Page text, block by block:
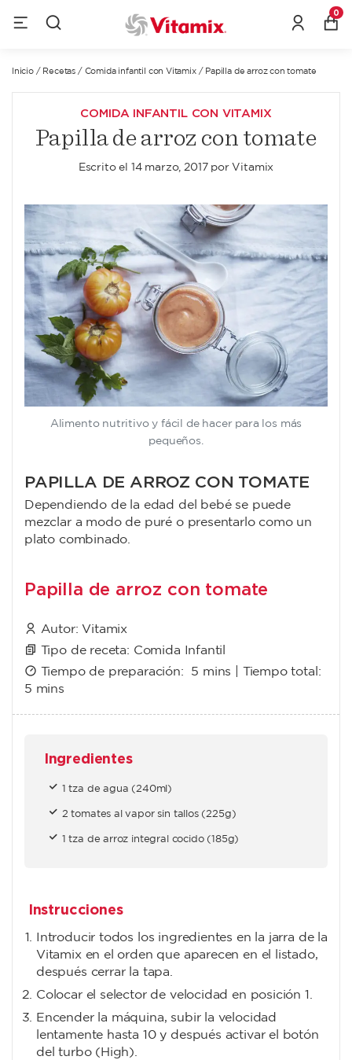
0
Inicio/ Recetas / Comida infantil con Vitamix/ Papilla de arroz con tomate
COMIDA INFANTIL CON VITAMIX
Papilla de arroz con tomate
Escrito el 14 marzo, 2017por Vitamix
Alimento nutritivo y fácil de hacer para los más
pequeños.
PAPILLA DE ARROZ CON TOMATE
Dependiendo de la edad del bebé se puede
mezclar a modo de puré o presentarlo como un
plato combinado.
Papilla de arroz con tomate
Autor: Vitamix
Tipo de receta: Comida Infantil
Tiempo de preparación: 5 mins | Tiempo total:
5 mins
Ingredientes
1 tza de agua (240ml)
2 tomates al vapor sin tallos (225g)
1 tza de arroz integral cocido (185g)
Instrucciones
Introducir todos los ingredientes en la jarra de la
Vitamix en el orden que aparecen en el listado,
después cerrar la tapa.
Colocar el selector de velocidad en posición 1.
Encender la máquina, subir la velocidad
lentamente hasta 10 y después activar el botón
del turbo (High).